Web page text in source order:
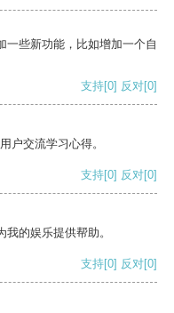
一些新功能，比如增加一个自
支持[0] 反对[0]
户交流学习心得。
支持[0] 反对[0]
的娱乐提供帮助。
支持[0] 反对[0]